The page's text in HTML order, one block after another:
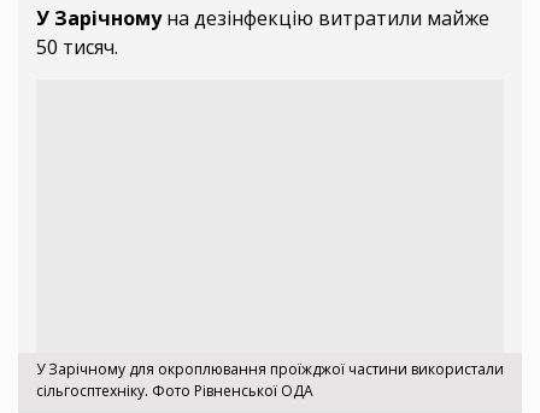
У Зарічномуна дезінфекцію витратили майже
50 тисяч.
У Зарічному для окроплювання проїжджої частини ​​використали
сільгосптехніку. Фото Рівненської ОДА